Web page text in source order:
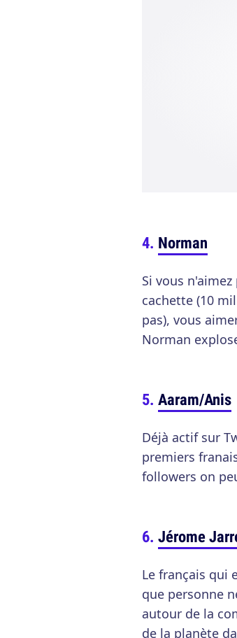
Norman
Si vous
cachette (10
pas), vous
Norman
Aaram/Anis
Déjà actif sur
premiers
followers on
Jérome
Le français qui
que personne
autour de la
de la planète